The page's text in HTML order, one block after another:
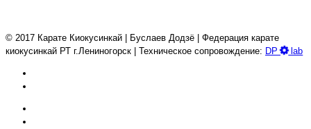
© 2017 Карате Киокуcинкай | Буслаев Додзё | Федерация карате
киокусинкай РТ г.Лениногорск | Техническое сопровождение: DP lab